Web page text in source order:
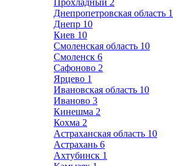
Прохладный 2
Днепропетровская область
Днепр 10
Киев 10
Смоленская область 10
Смоленск 6
Сафоново 2
Ярцево 1
Ивановская область 10
Иваново 3
Кинешма 2
Кохма 2
Астраханская область 10
Астрахань 6
Ахтубинск 1